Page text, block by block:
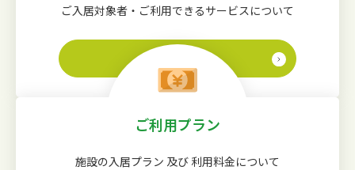
ご入居対象者・ご利用できるサービスについて
ご利用プラン
施設の入居プラン 及び 利用料金について